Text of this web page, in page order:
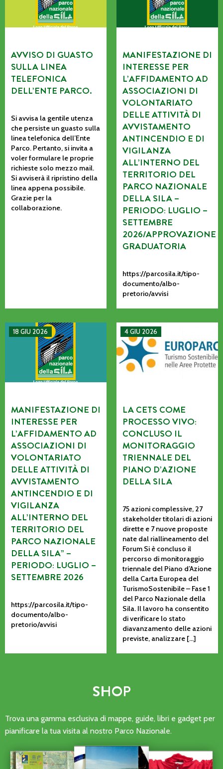
AVVISO DI GUASTO
SULLA LINEA
TELEFONICA
DELL’ENTE PARCO.
Si avvisa la gentile utenza
che persiste un guasto sulla
linea telefonica dell’Ente
Parco. Pertanto, si invita a
voler formulare le proprie
richieste solo mezzo mail.
Si avviserà il ripristino della
linea appena possibile.
Grazie per la
collaborazione.
MANIFESTAZIONE DI
INTERESSE PER
L’AFFIDAMENTO AD
ASSOCIAZIONI DI
VOLONTARIATO
DELLE ATTIVITÀ DI
AVVISTAMENTO
ANTINCENDIO E DI
VIGILANZA
ALL’INTERNO DEL
TERRITORIO DEL
PARCO NAZIONALE
DELLA SILA –
PERIODO: LUGLIO –
SETTEMBRE
2026/APPROVAZIONE
GRADUATORIA
https://parcosila.it/tipo-
documento/albo-
pretorio/avvisi
18 GIU 2026
MANIFESTAZIONE DI INTERESSE PER L’AFFIDAMENTO
MANIFESTAZIONE DI
INTERESSE PER
L’AFFIDAMENTO AD
ASSOCIAZIONI DI
VOLONTARIATO
DELLE ATTIVITÀ DI
AVVISTAMENTO
ANTINCENDIO E DI
VIGILANZA
ALL’INTERNO DEL
TERRITORIO DEL
PARCO NAZIONALE
DELLA SILA” –
PERIODO: LUGLIO –
SETTEMBRE 2026
https://parcosila.it/tipo-
documento/albo-
pretorio/avvisi
4 GIU 2026
La CETS come processo
LA CETS COME
PROCESSO VIVO:
CONCLUSO IL
MONITORAGGIO
TRIENNALE DEL
PIANO D’AZIONE
DELLA SILA
75 azioni complessive, 27
stakeholder titolari di azioni
dirette e 7 nuove proposte
nate dal riallineamento del
Forum Si è concluso il
percorso di monitoraggio
triennale del Piano d’Azione
della Carta Europea del
TurismoSostenibile – Fase 1
del Parco Nazionale della
Sila. Il lavoro ha consentito
di verificare lo stato
diavanzamento delle azioni
previste, analizzare […]
SHOP
Trova una gamma esclusiva di mappe, guide, libri e gadget per
pianificare la tua visita al nostro Parco Nazionale.